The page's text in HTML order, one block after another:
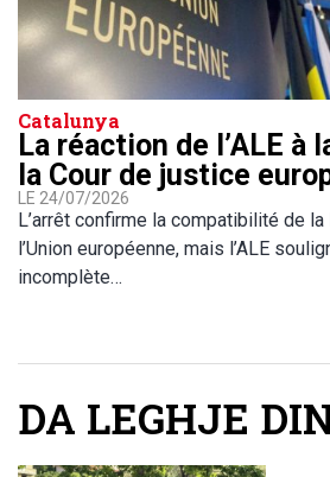
Catalunya
La réaction de l’ALE à
la Cour de justice
LE 24/07/2026
L’arrêt confirme la compatibilité de
l’Union européenne, mais l’ALE
incomplète…
DA LEGHJE